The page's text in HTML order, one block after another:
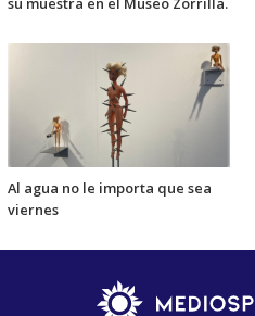
Al agua no le importa que sea
viernes